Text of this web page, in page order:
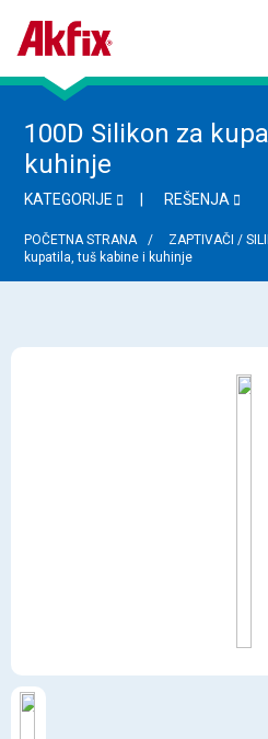
100D Silikon za
kuhinje
KATEGORIJE REŠENJA
POČETNA STRANA ZAPTIVAČI /
kupatila, tuš kabine i kuhinje